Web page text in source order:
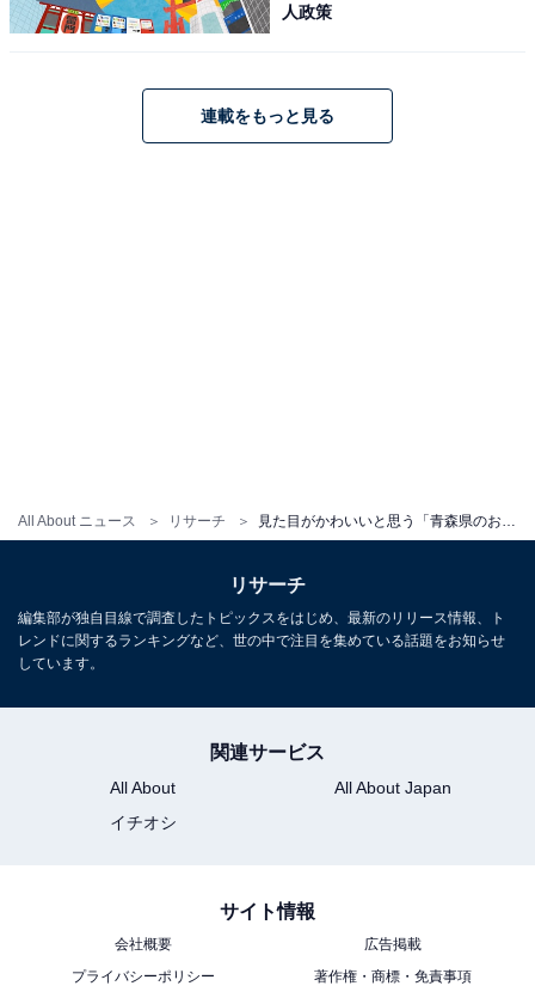
All About ニュース リサーチ
こちらもおすすめ
ンキング！ 2位「ぽぬぐるシマエナガ（一久大
福堂）」を抑えた1位は？【2026年調査】
人政策
連載をもっと見る
リサーチ
編集部が独自目線で調査したトピックスをはじめ、最新のリリース情報、ト
レンドに関するランキングなど、世の中で注目を集めている話題をお知らせ
しています。
関連サービス
All About
All About Japan
イチオシ
サイト情報
会社概要
広告掲載
プライバシーポリシー
著作権・商標・免責事項